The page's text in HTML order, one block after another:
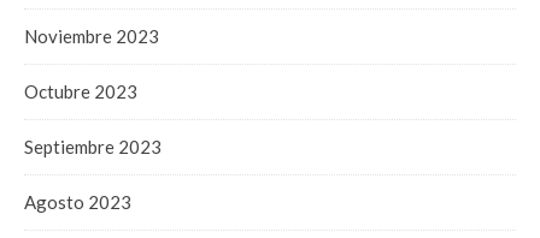
Noviembre 2023
Octubre 2023
Septiembre 2023
Agosto 2023